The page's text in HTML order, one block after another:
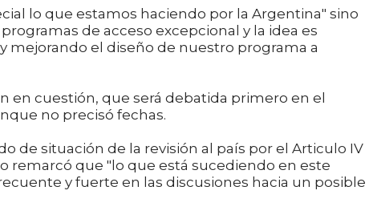
lo que estamos haciendo por la Argentina" sino
de acceso excepcional y la idea es
mejorando el diseño de nuestro programa a
en cuestión, que será debatida primero en el
no precisó fechas.
de situación de la revisión al país por el Articulo IV
remarcó que "lo que está sucediendo en este
y fuerte en las discusiones hacia un posible